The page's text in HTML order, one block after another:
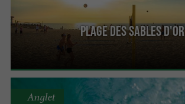
Plage des Sables d'Or
Anglet